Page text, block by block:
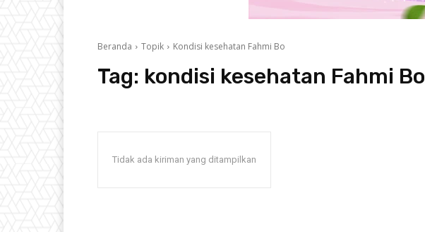
Beranda Topik Kondisi kesehatan Fahmi Bo
Tag: kondisi kesehatan Fahmi Bo
Tidak ada kiriman yang ditampilkan